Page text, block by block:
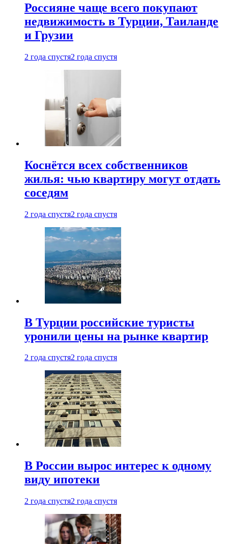
Россияне чаще всего покупают
недвижимость в Турции, Таиланде
и Грузии
2 года спустя2 года спустя
Коснётся всех собственников
жилья: чью квартиру могут отдать
соседям
2 года спустя2 года спустя
В Турции российские туристы
уронили цены на рынке квартир
2 года спустя2 года спустя
В России вырос интерес к одному
виду ипотеки
2 года спустя2 года спустя